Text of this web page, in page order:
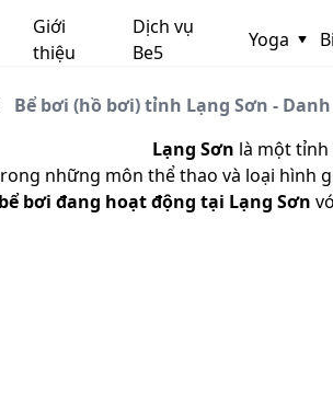
Giới
thiệu
Dịch vụ
Be5
Yoga
Bể bơi (hồ bơi) tỉnh Lạng Sơn -
Lạng Sơn là một tỉnh
những môn thể thao và loại hình
bể bơi đang hoạt động tại Lạng Sơn